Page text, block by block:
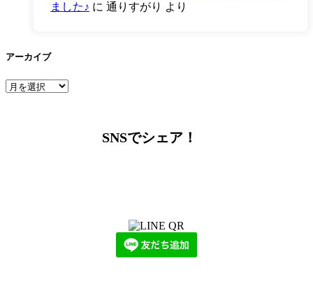
ました♪ に 通りすがり より
アーカイブ
ア
SNSでシェア！